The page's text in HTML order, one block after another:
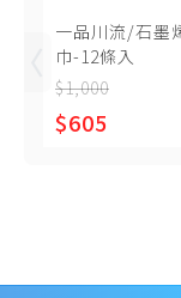
一品川流/石墨
巾-12條入
$1,000
$605